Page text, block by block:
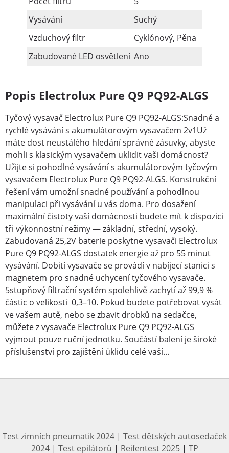
Vysávání
Suchý
Vzduchový filtr
Cyklónový, Pěna
Zabudované LED osvětlení Ano
Popis Electrolux Pure Q9 PQ92-ALGS
Tyčový vysavač Electrolux Pure Q9 PQ92-ALGS:Snadné a
rychlé vysávání s akumulátorovým vysavačem 2v1Už
máte dost neustálého hledání správné zásuvky, abyste
mohli s klasickým vysavačem uklidit vaši domácnost?
Užijte si pohodlné vysávání s akumulátorovým tyčovým
vysavačem Electrolux Pure Q9 PQ92-ALGS. Konstrukční
řešení vám umožní snadné používání a pohodlnou
manipulaci při vysávání u vás doma. Pro dosažení
maximální čistoty vaší domácnosti budete mít k dispozici
tři výkonnostní režimy — základní, střední, vysoký.
Zabudovaná 25,2V baterie poskytne vysavači Electrolux
Pure Q9 PQ92-ALGS dostatek energie až pro 55 minut
vysávání. Dobití vysavače se provádí v nabíjecí stanici s
magnetem pro snadné uchycení tyčového vysavače.
5stupňový filtrační systém spolehlivě zachytí až 99,9 %
částic o velikosti 0,3–10. Pokud budete potřebovat vysát
ve vašem autě, nebo se zbavit drobků na sedačce,
můžete z vysavače Electrolux Pure Q9 PQ92-ALGS
vyjmout pouze ruční jednotku. Součástí balení je široké
příslušenství pro zajištění úklidu celé vaší...
Test zimních pneumatik 2024| Test dětských autosedaček
2024| Test epilátorů | Reifentest 2025| TP